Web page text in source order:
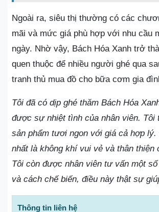
Ngoài ra, siêu thị thường có các
mãi và mức giá phù hợp với nhu cầu
ngày. Nhờ vậy, Bách Hóa Xanh trở
quen thuộc để nhiều người ghé qua
tranh thủ mua đồ cho bữa cơm gia
Tôi đã có dịp ghé thăm Bách Hóa
được sự nhiệt tình của nhân viên. Tôi
sản phẩm tươi ngon với giá cả hợp
nhất là không khí vui vẻ và thân thiện
Tôi còn được nhân viên tư vấn một số
và cách chế biến, điều này thật sự
Thông tin liên hệ